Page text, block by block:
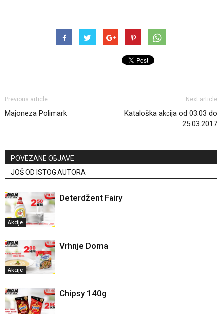
Previous article
Majoneza Polimark
Next article
Kataloška akcija od 03.03 do
25.03.2017
POVEZANE OBJAVE
JOŠ OD ISTOG AUTORA
Akcije
Deterdžent Fairy
Akcije
Vrhnje Doma
Chipsy 140g